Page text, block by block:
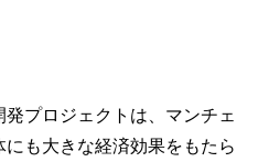
プロジェクトは、マンチェ
も大きな経済効果をもたら